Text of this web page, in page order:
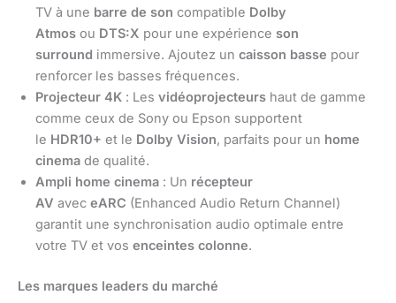
TV à une barre de son compatible Dolby
Atmos ou DTS:X pour une expérience son
surround immersive. Ajoutez un caisson basse pour
renforcer les basses fréquences.
Projecteur 4K : Les vidéoprojecteurs haut de gamme
comme ceux de Sony ou Epson supportent
le HDR10+ et le Dolby Vision, parfaits pour un home
cinema de qualité.
Ampli home cinema : Un récepteur
AV avec eARC (Enhanced Audio Return Channel)
garantit une synchronisation audio optimale entre
votre TV et vos enceintes colonne.
Les marques leaders du marché